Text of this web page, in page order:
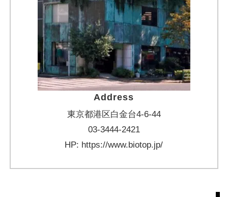
Address
東京都港区白金台4-6-44
03-3444-2421
HP: https://www.biotop.jp/